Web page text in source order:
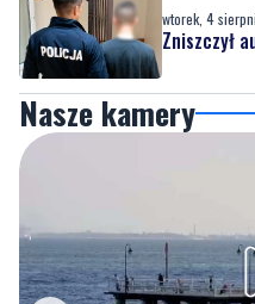
wtorek, 4
Zniszczył
Nasze kamery